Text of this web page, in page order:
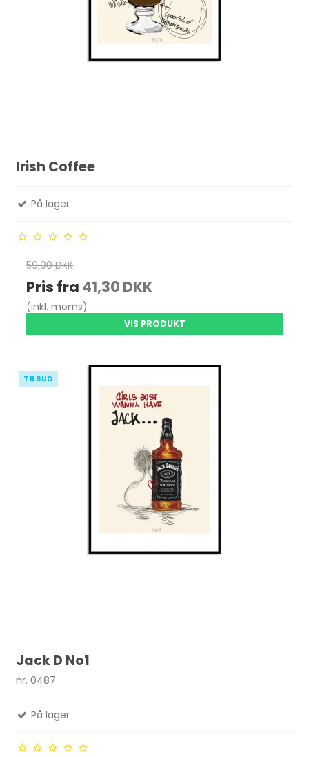
Irish Coffee
På lager
59,00 DKK
Pris fra 41,30 DKK
(inkl. moms)
VIS PRODUKT
TILBUD
Jack D No1
nr. 0487
På lager